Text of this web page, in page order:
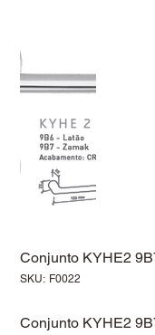
Conjunto KYHE2
SKU: SKU
F0022
Conjunto KYHE2